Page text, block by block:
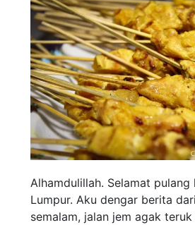
Alhamdulillah. Selamat pulang
Lumpur. Aku dengar berita
semalam, jalan jem agak